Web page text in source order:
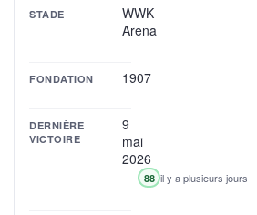
STADE
WWK
Arena
FONDATION 1907
DERNIÈRE
VICTOIRE
9
mai
2026
88 il y a plusieurs jours